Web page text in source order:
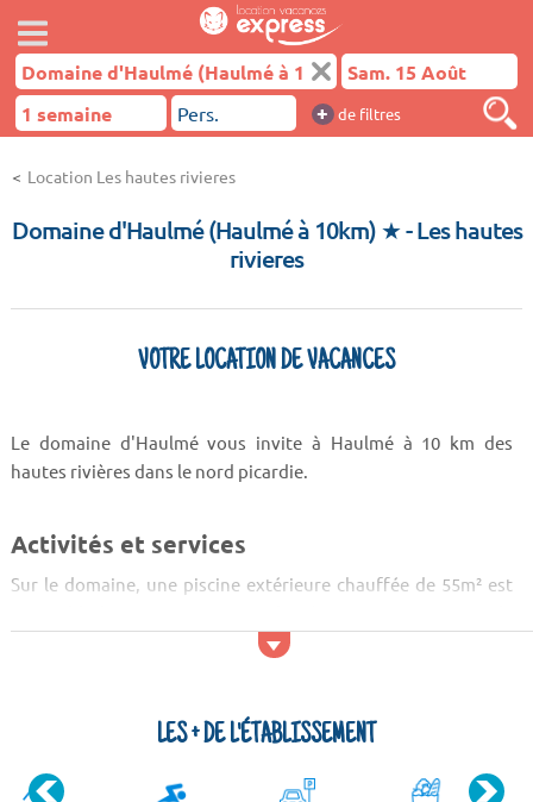
+ de filtres
Location Les hautes rivieres
Domaine d'Haulmé (Haulmé à 10km) ★- Les hautes
rivieres
VOTRE LOCATION DE VACANCES
Le domaine d'Haulmé vous invite à Haulmé à 10 km des
hautes rivières dans le nord picardie.
Activités et services
Sur le domaine, une piscine extérieure chauffée de 55m² est
foot sont à disposition. Il y a également des tables de ping-
Des boules de pétanque et ballo...
LES + DE L'ÉTABLISSEMENT